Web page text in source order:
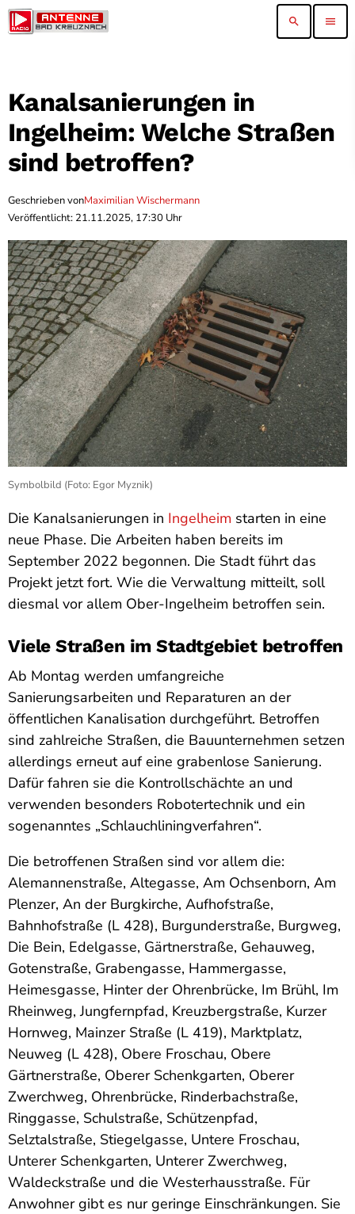
search menu
Kanalsanierungen in
Ingelheim: Welche Straßen
sind betroffen?
Geschrieben vonMaximilian Wischermann
Veröffentlicht: 21.11.2025, 17:30 Uhr
Symbolbild (Foto: Egor Myznik)
Die Kanalsanierungen in Ingelheim starten in eine
neue Phase. Die Arbeiten haben bereits im
September 2022 begonnen. Die Stadt führt das
Projekt jetzt fort. Wie die Verwaltung mitteilt, soll
diesmal vor allem Ober-Ingelheim betroffen sein.
Viele Straßen im Stadtgebiet betroffen
Ab Montag werden umfangreiche
Sanierungsarbeiten und Reparaturen an der
öffentlichen Kanalisation durchgeführt. Betroffen
sind zahlreiche Straßen, die Bauunternehmen setzen
allerdings erneut auf eine grabenlose Sanierung.
Dafür fahren sie die Kontrollschächte an und
verwenden besonders Robotertechnik und ein
sogenanntes „Schlauchliningverfahren“.
Die betroffenen Straßen sind vor allem die:
Alemannenstraße, Altegasse, Am Ochsenborn, Am
Plenzer, An der Burgkirche, Aufhofstraße,
Bahnhofstraße (L 428), Burgunderstraße, Burgweg,
Die Bein, Edelgasse, Gärtnerstraße, Gehauweg,
Gotenstraße, Grabengasse, Hammergasse,
Heimesgasse, Hinter der Ohrenbrücke, Im Brühl, Im
Rheinweg, Jungfernpfad, Kreuzbergstraße, Kurzer
Hornweg, Mainzer Straße (L 419), Marktplatz,
Neuweg (L 428), Obere Froschau, Obere
Gärtnerstraße, Oberer Schenkgarten, Oberer
Zwerchweg, Ohrenbrücke, Rinderbachstraße,
Ringgasse, Schulstraße, Schützenpfad,
Selztalstraße, Stiegelgasse, Untere Froschau,
Unterer Schenkgarten, Unterer Zwerchweg,
Waldeckstraße und die Westerhausstraße. Für
Anwohner gibt es nur geringe Einschränkungen. Sie